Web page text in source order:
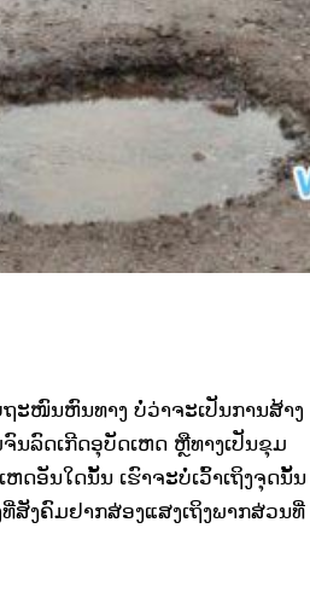
ະໜົນຫົນທາງ ບໍ່ວ່າຈະເປັນການສ້າງ
ຈົນລົດເກີດອຸບັດເຫດ ຫຼືທາງເປັນຂຸມ
ດອັນໃດນັ້ນ ເຮົາຈະບໍ່ເວົ້າເຖິງຈຸດນັ້ນ
ສັງຄົມຢາກສ່ອງແສງເຖິງພາກສ່ວນທີ່